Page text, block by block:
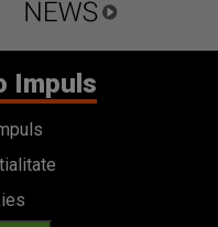
Impuls